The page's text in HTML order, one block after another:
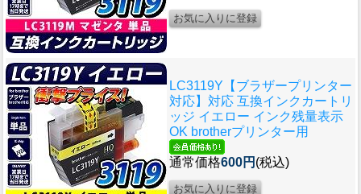
LC3119Y【ブラザープリンター
対応】対応 互換インクカートリ
ッジ イエロー インク残量表示
OK brotherプリンター用
通常価格600円 (税込)